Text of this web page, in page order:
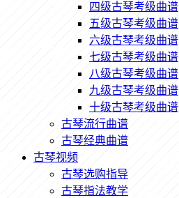
四级古琴考级曲谱
五级古琴考级曲谱
六级古琴考级曲谱
七级古琴考级曲谱
八级古琴考级曲谱
九级古琴考级曲谱
十级古琴考级曲谱
古琴流行曲谱
古琴经典曲谱
古琴视频
古琴选购指导
古琴指法教学